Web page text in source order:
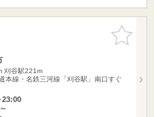
お気に入
りに追加
刈谷駅221m
本線・名鉄三河線「刈谷駅」南口すぐ
23:00